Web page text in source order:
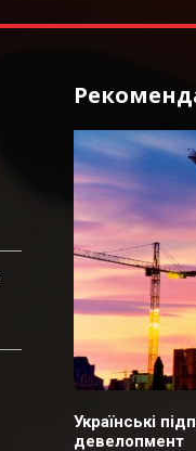
Українські
девелопмент